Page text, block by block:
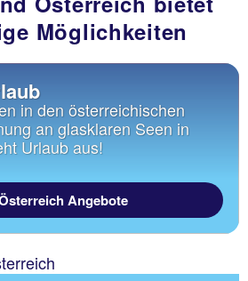
Möglichkeiten
in den österreichischen
an glasklaren Seen in
Urlaub aus!
Angebote